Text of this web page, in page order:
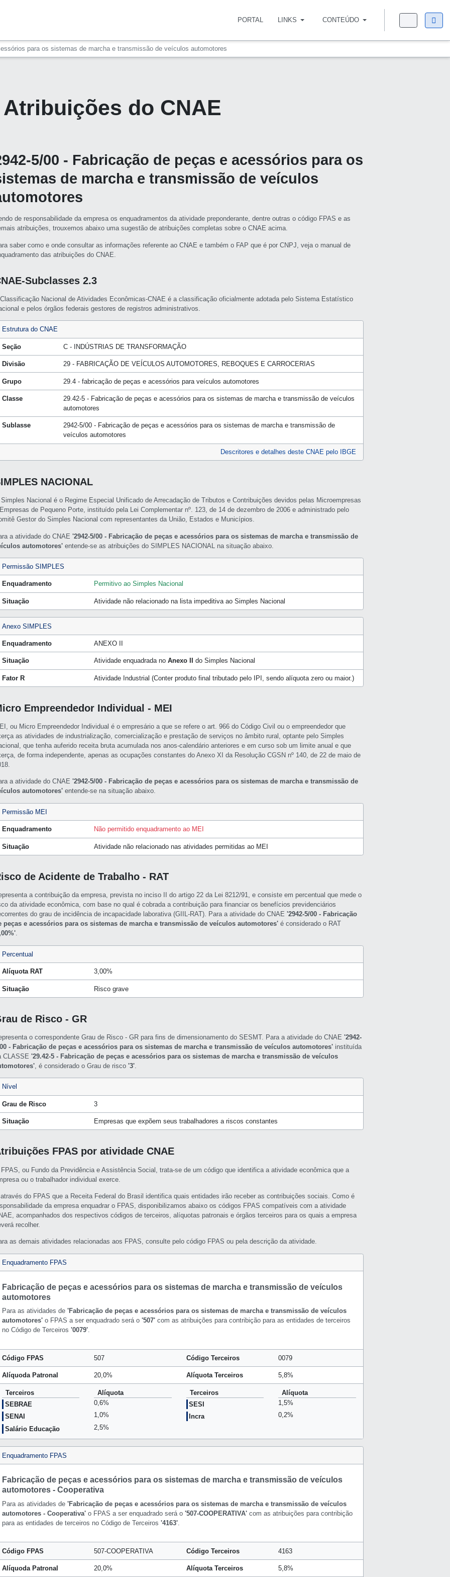
PORTAL LINKS CONTEÚDO
para os sistemas de marcha e transmissão de veículos automotores
Atribuições do CNAE
5/00 - Fabricação de peças e acessórios para os
de marcha e transmissão de veículos
de responsabilidade da empresa os enquadramentos da atividade preponderante, dentre outras o código FPAS e as
atribuições, trouxemos abaixo uma sugestão de atribuições completas sobre o CNAE acima.
saber como e onde consultar as informações referente ao CNAE e também o FAP que é por CNPJ, veja o manual de
das atribuições do CNAE.
Subclasses 2.3
Nacional de Atividades Econômicas-CNAE é a classificação oficialmente adotada pelo Sistema Estatístico
e pelos órgãos federais gestores de registros administrativos.
Estrutura do CNAE
Seção C - INDÚSTRIAS DE TRANSFORMAÇÃO
Divisão 29 - FABRICAÇÃO DE VEÍCULOS AUTOMOTORES, REBOQUES E CARROCERIAS
Grupo 29.4 - fabricação de peças e acessórios para veículos automotores
Classe
29.42-5 - Fabricação de peças e acessórios para os sistemas de marcha e transmissão de veículos
automotores
Sublasse
2942-5/00 - Fabricação de peças e acessórios para os sistemas de marcha e transmissão de
veículos automotores
Descritores e detalhes deste CNAE pelo IBGE
NACIONAL
Nacional é o Regime Especial Unificado de Arrecadação de Tributos e Contribuições devidos pelas Microempresas
de Pequeno Porte, instituído pela Lei Complementar nº. 123, de 14 de dezembro de 2006 e administrado pelo
Gestor do Simples Nacional com representantes da União, Estados e Municípios.
a atividade do CNAE'2942-5/00 - Fabricação de peças e acessórios para os sistemas de marcha e transmissão de
automotores' entende-se as atribuições do SIMPLES NACIONAL na situação abaixo.
Permissão SIMPLES
Enquadramento Permitivo ao Simples Nacional
Situação Atividade não relacionado na lista impeditiva ao Simples Nacional
Anexo SIMPLES
Enquadramento ANEXO II
Situação Atividade enquadrada noAnexo II do Simples Nacional
Fator R Atividade Industrial (Conter produto final tributado pelo IPI, sendo alíquota zero ou maior.)
Empreendedor Individual - MEI
ou Micro Empreendedor Individual é o empresário a que se refere o art. 966 do Código Civil ou o empreendedor que
as atividades de industrialização, comercialização e prestação de serviços no âmbito rural, optante pelo Simples
que tenha auferido receita bruta acumulada nos anos-calendário anteriores e em curso sob um limite anual e que
de forma independente, apenas as ocupações constantes do Anexo XI da Resolução CGSN nº 140, de 22 de maio de
a atividade do CNAE'2942-5/00 - Fabricação de peças e acessórios para os sistemas de marcha e transmissão de
automotores' entende-se na situação abaixo.
Permissão MEI
Enquadramento Não permitido enquadramento ao MEI
Situação Atividade não relacionado nas atividades permitidas ao MEI
de Acidente de Trabalho - RAT
a contribuição da empresa, prevista no inciso II do artigo 22 da Lei 8212/91, e consiste em percentual que mede o
da atividade econômica, com base no qual é cobrada a contribuição para financiar os benefícios previdenciários
do grau de incidência de incapacidade laborativa (GIIL-RAT). Para a atividade do CNAE'2942-5/00 - Fabricação
peças e acessórios para os sistemas de marcha e transmissão de veículos automotores' é considerado o RAT
.
Percentual
Alíquota RAT 3,00%
Situação Risco grave
de Risco - GR
o correspondente Grau de Risco - GR para fins de dimensionamento do SESMT. Para a atividade do CNAE'2942-
- Fabricação de peças e acessórios para os sistemas de marcha e transmissão de veículos automotores' instituída
CLASSE'29.42-5 - Fabricação de peças e acessórios para os sistemas de marcha e transmissão de veículos
, é considerado o Grau de risco'3'
Nível
Grau de Risco 3
Situação Empresas que expõem seus trabalhadores a riscos constantes
FPAS por atividade CNAE
ou Fundo da Previdência e Assistência Social, trata-se de um código que identifica a atividade econômica que a
ou o trabalhador individual exerce.
através do FPAS que a Receita Federal do Brasil identifica quais entidades irão receber as contribuições sociais. Como é
da empresa enquadrar o FPAS, disponibilizamos abaixo os códigos FPAS compatíveis com a atividade
acompanhados dos respectivos códigos de terceiros, alíquotas patronais e órgãos terceiros para os quais a empresa
recolher.
as demais atividades relacionadas aos FPAS, consulte pelo código FPAS ou pela descrição da atividade.
Enquadramento FPAS
Fabricação de peças e acessórios para os sistemas de marcha e transmissão de veículos
automotores
Para as atividades de 'Fabricação de peças e acessórios para os sistemas de marcha e transmissão de veículos
automotores'o FPAS a ser enquadrado será o '507'com as atribuições para contribição para as entidades de terceiros
no Código de Terceiros '0079'.
Código FPAS 507 Código Terceiros 0079
Alíquoda Patronal 20,0% Alíquota Terceiros 5,8%
Terceiros Alíquota Terceiros
Alíquota
SEBRAE
0,6% SESI
1,5%
SENAI
1,0% Incra
0,2%
Salário Educação
2,5%
Enquadramento FPAS
Fabricação de peças e acessórios para os sistemas de marcha e transmissão de veículos
automotores - Cooperativa
Para as atividades de 'Fabricação de peças e acessórios para os sistemas de marcha e transmissão de veículos
automotores - Cooperativa'o FPAS a ser enquadrado será o '507-COOPERATIVA'com as atribuições para contribição
para as entidades de terceiros no Código de Terceiros '4163'.
Código FPAS 507-COOPERATIVA Código Terceiros 4163
Alíquoda Patronal 20,0% Alíquota Terceiros 5,8%